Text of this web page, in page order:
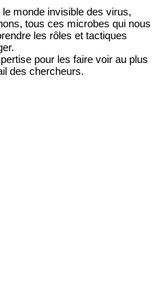
monde invisible des virus,
tous ces microbes qui nous
les rôles et tactiques
pour les faire voir au plus
des chercheurs.